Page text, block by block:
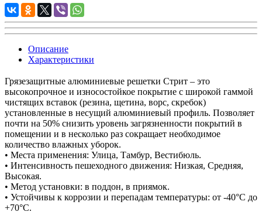
Описание
Характеристики
Грязезащитные алюминиевые решетки Стрит – это
высокопрочное и износостойкое покрытие с широкой гаммой
чистящих вставок (резина, щетина, ворс, скребок)
установленные в несущий алюминиевый профиль. Позволяет
почти на 50% снизить уровень загрязненности покрытий в
помещении и в несколько раз сокращает необходимое
количество влажных уборок.
• Места применения: Улица, Тамбур, Вестибюль.
• Интенсивность пешеходного движения: Низкая, Средняя,
Высокая.
• Метод установки: в поддон, в приямок.
• Устойчивы к коррозии и перепадам температуры: от -40°С до
+70°С.